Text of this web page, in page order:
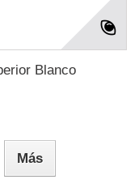
Blanco
Más